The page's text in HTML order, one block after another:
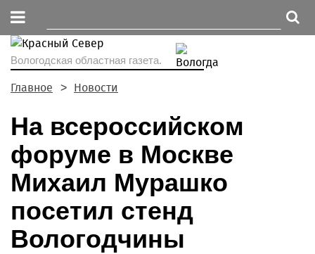
Вологодская областная газета.
Главное Новости
На всероссийском
форуме в Москве
Михаил Мурашко
посетил стенд
Вологодчины